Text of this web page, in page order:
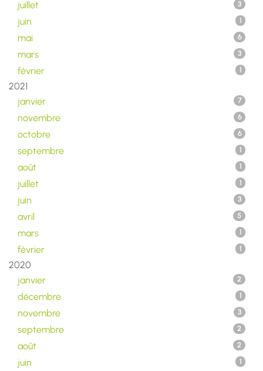
juillet 3
juin 1
mai 6
mars 3
février 1
2021
janvier
7
novembre 6
octobre 6
septembre 1
août 1
juillet 1
juin 3
avril 5
mars 1
février 1
2020
janvier
2
décembre 1
novembre 3
septembre 2
août 2
juin 1